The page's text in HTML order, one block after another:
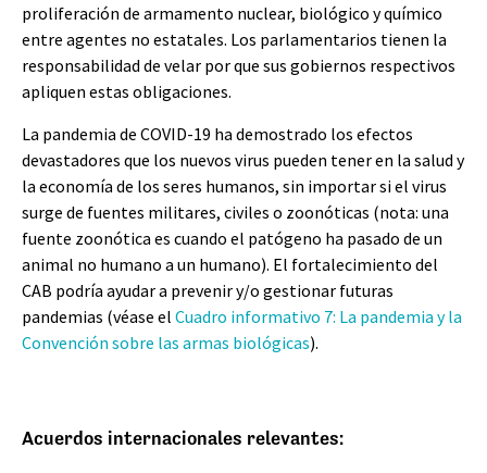
proliferación de armamento nuclear, biológico y químico
entre agentes no estatales. Los parlamentarios tienen la
responsabilidad de velar por que sus gobiernos respectivos
apliquen estas obligaciones.
La pandemia de COVID-19 ha demostrado los efectos
devastadores que los nuevos virus pueden tener en la salud y
la economía de los seres humanos, sin importar si el virus
surge de fuentes militares, civiles o zoonóticas (nota: una
fuente zoonótica es cuando el patógeno ha pasado de un
animal no humano a un humano). El fortalecimiento del
CAB podría ayudar a prevenir y/o gestionar futuras
pandemias (véase el Cuadro informativo 7: La pandemia y la
Convención sobre las armas biológicas).
Acuerdos internacionales relevantes: